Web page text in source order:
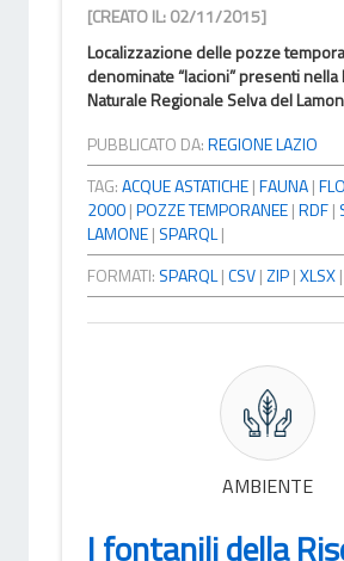
[CREATO IL: 02/11/2015]
Localizzazione delle pozze
denominate “lacioni” presenti nella
Naturale Regionale Selva del
PUBBLICATO DA:REGIONE LAZIO
TAG:ACQUE ASTATICHE|FAUNA|
2000|POZZE TEMPORANEE|RDF|
LAMONE| SPARQL|
FORMATI: SPARQL|CSV|ZIP|XLSX|
AMBIENTE
I fontanili della